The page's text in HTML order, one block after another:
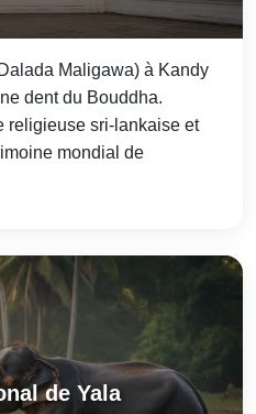
Maligawa) à Kandy
dent du Bouddha.
religieuse sri-lankaise et
mondial de
de Yala